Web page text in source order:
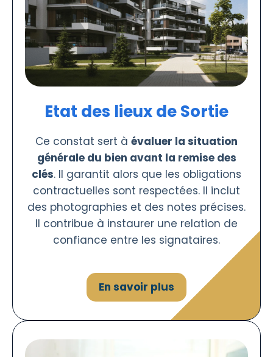
Etat des lieux de Sortie
Ce constat sert à évaluer la situation
générale du bien avant la remise des
clés. Il garantit alors que les obligations
contractuelles sont respectées. Il inclut
des photographies et des notes précises.
Il contribue à instaurer une relation de
confiance entre les signataires.
En savoir plus